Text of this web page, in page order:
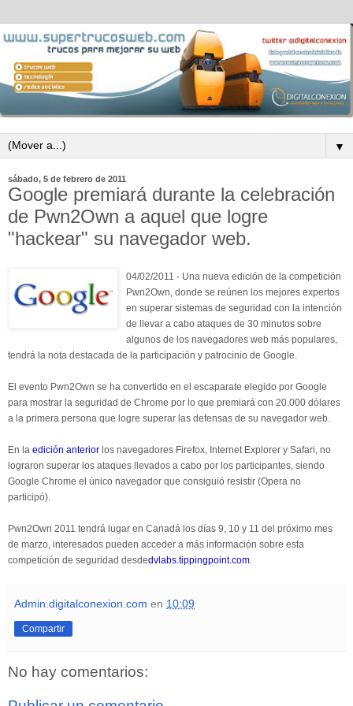
▼
sábado, 5 de febrero de 2011
Google premiará durante la celebración
de Pwn2Own a aquel que logre
"hackear" su navegador web.
04/02/2011 - Una nueva edición de la competición
Pwn2Own, donde se reúnen los mejores expertos
en superar sistemas de seguridad con la intención
de llevar a cabo ataques de 30 minutos sobre
algunos de los navegadores web más populares,
tendrá la nota destacada de la participación y patrocinio de Google.
El evento Pwn2Own se ha convertido en el escaparate elegido por Google
para mostrar la seguridad de Chrome por lo que premiará con 20.000 dólares
a la primera persona que logre superar las defensas de su navegador web.
En la edición anterior los navegadores Firefox, Internet Explorer y Safari, no
lograron superar los ataques llevados a cabo por los participantes, siendo
Google Chrome el único navegador que consiguió resistir (Opera no
participó).
Pwn2Own 2011 tendrá lugar en Canadá los días 9, 10 y 11 del próximo mes
de marzo, interesados pueden acceder a más información sobre esta
competición de seguridad desdedvlabs.tippingpoint.com.
Admin.digitalconexion.com en 10:09
Compartir
No hay comentarios: